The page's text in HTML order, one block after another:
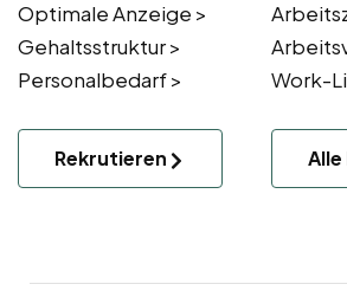
Optimale Anzeige >
Gehaltsstruktur >
Personalbedarf >
Rekrutieren
Work-